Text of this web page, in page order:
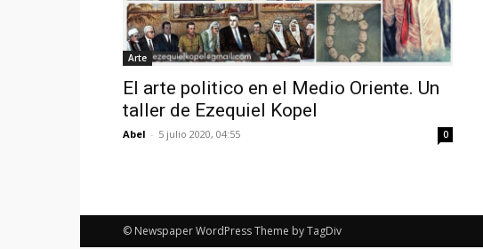
Arte
El arte politico en el Medio Oriente. Un
taller de Ezequiel Kopel
Abel - 5 julio 2020, 04:55 0
© Newspaper WordPress Theme by TagDiv